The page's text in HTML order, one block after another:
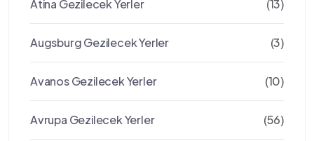
Atina Gezilecek Yerler (13)
Augsburg Gezilecek Yerler (3)
Avanos Gezilecek Yerler (10)
Avrupa Gezilecek Yerler (56)